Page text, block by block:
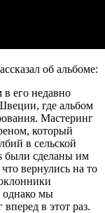
об альбоме:
его недавно
где альбом
Мастеринг
который
в сельской
были сделаны им
вернулись на то
однако мы
в этот раз.